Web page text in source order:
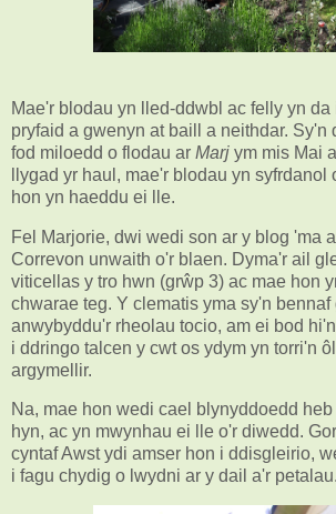
Mae'r blodau yn lled-ddwbl ac felly yn da
pryfaid a gwenyn at baill a neithdar. Sy'n
fod miloedd o flodau ar Marj ym mis Mai
llygad yr haul, mae'r blodau yn syfrdanol
hon yn haeddu ei lle.
Fel Marjorie, dwi wedi son ar y blog 'ma
Correvon unwaith o'r blaen. Dyma'r ail
viticellas y tro hwn (grŵp 3) ac mae hon
chwarae teg. Y clematis yma sy'n
anwybyddu'r rheolau tocio, am ei bod
i ddringo talcen y cwt os ydym yn torri'n
argymellir.
Na, mae hon wedi cael blynyddoedd
hyn, ac yn mwynhau ei lle o'r diwedd.
cyntaf Awst ydi amser hon i ddisgleirio,
i fagu chydig o lwydni ar y dail a'r petalau.